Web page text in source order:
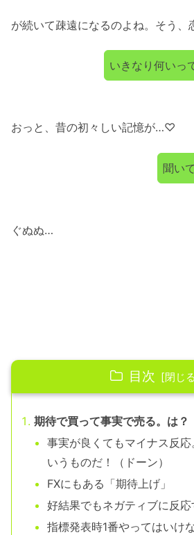
が続いて疎遠になるのよね。そう、
いきなり何いっ
おっと、昔の初々しい記憶が…♡
聞い
ぐぬぬ…
目次
期待で買って事実で売る。は？
事実が良くてもマイナス反応
いうものだ！（ドーン）
FXにもある「期待上げ」
好結果でもネガティブに反
指標発表時1番やってはいけ